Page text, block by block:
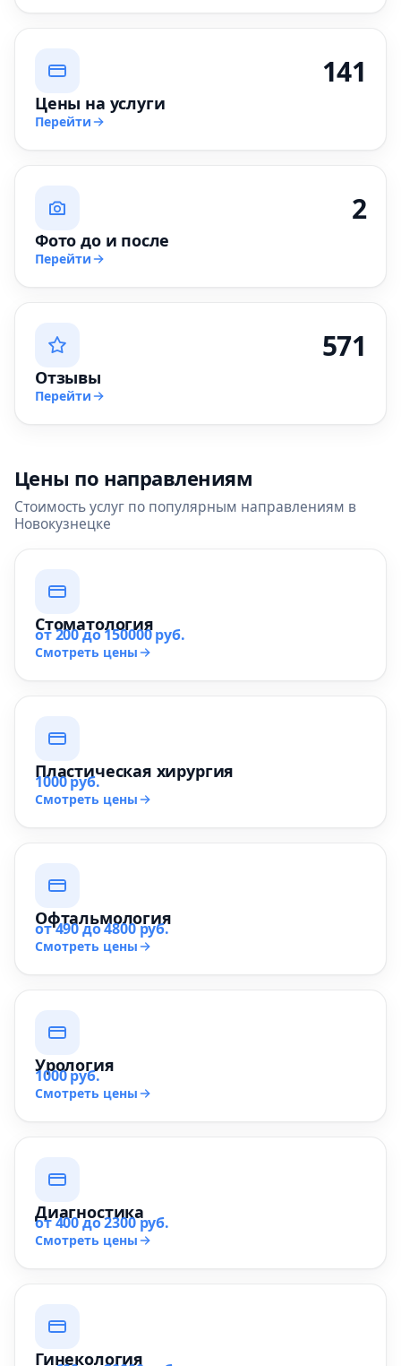
141
Цены на услуги
Перейти
2
Фото до и после
Перейти
571
Отзывы
Перейти
Цены по направлениям
Стоимость услуг по популярным направлениям в
Новокузнецке
Стоматология
от 200 до 150000 руб.
Смотреть цены
Пластическая хирургия
1000 руб.
Смотреть цены
Офтальмология
от 490 до 4800 руб.
Смотреть цены
Урология
1000 руб.
Смотреть цены
Диагностика
от 400 до 2300 руб.
Смотреть цены
Гинекология